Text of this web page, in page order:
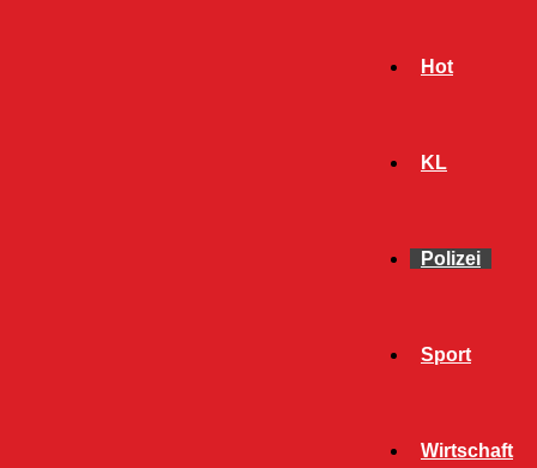
Hot
KL
Polizei
Sport
Wirtschaft